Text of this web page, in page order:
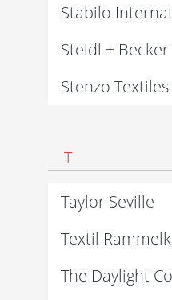
Stabilo
Steidl +
Stenzo Textiles
T
Taylor Seville
Textil
The Daylight